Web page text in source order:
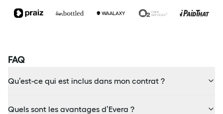
FAQ
Qu’est-ce qui est inclus dans mon contrat ?
Quels sont les avantages d’Evera ?